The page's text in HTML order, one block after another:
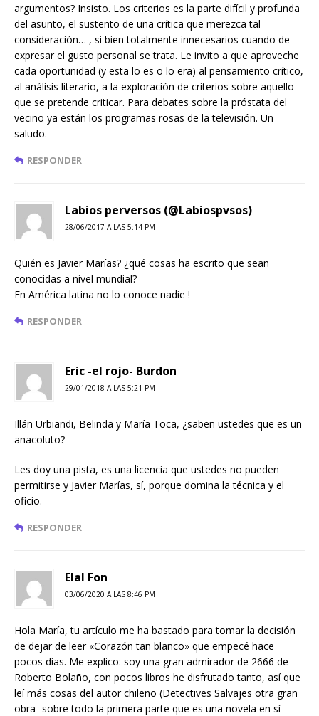
argumentos? Insisto. Los criterios es la parte difícil y profunda
del asunto, el sustento de una crítica que merezca tal
consideración… , si bien totalmente innecesarios cuando de
expresar el gusto personal se trata. Le invito a que aproveche
cada oportunidad (y esta lo es o lo era) al pensamiento crítico,
al análisis literario, a la exploración de criterios sobre aquello
que se pretende criticar. Para debates sobre la próstata del
vecino ya están los programas rosas de la televisión. Un
saludo.
RESPONDER
Labios perversos (@Labiospvsos)
28/06/2017 A LAS 5:14 PM
Quién es Javier Marías? ¿qué cosas ha escrito que sean
conocidas a nivel mundial?
En América latina no lo conoce nadie !
RESPONDER
Eric -el rojo- Burdon
29/01/2018 A LAS 5:21 PM
Illán Urbiandi, Belinda y María Toca, ¿saben ustedes que es un
anacoluto?
Les doy una pista, es una licencia que ustedes no pueden
permitirse y Javier Marías, sí, porque domina la técnica y el
oficio.
RESPONDER
Elal Fon
03/06/2020 A LAS 8:46 PM
Hola María, tu artículo me ha bastado para tomar la decisión
de dejar de leer «Corazón tan blanco» que empecé hace
pocos días. Me explico: soy una gran admirador de 2666 de
Roberto Bolaño, con pocos libros he disfrutado tanto, así que
leí más cosas del autor chileno (Detectives Salvajes otra gran
obra -sobre todo la primera parte que es una novela en sí